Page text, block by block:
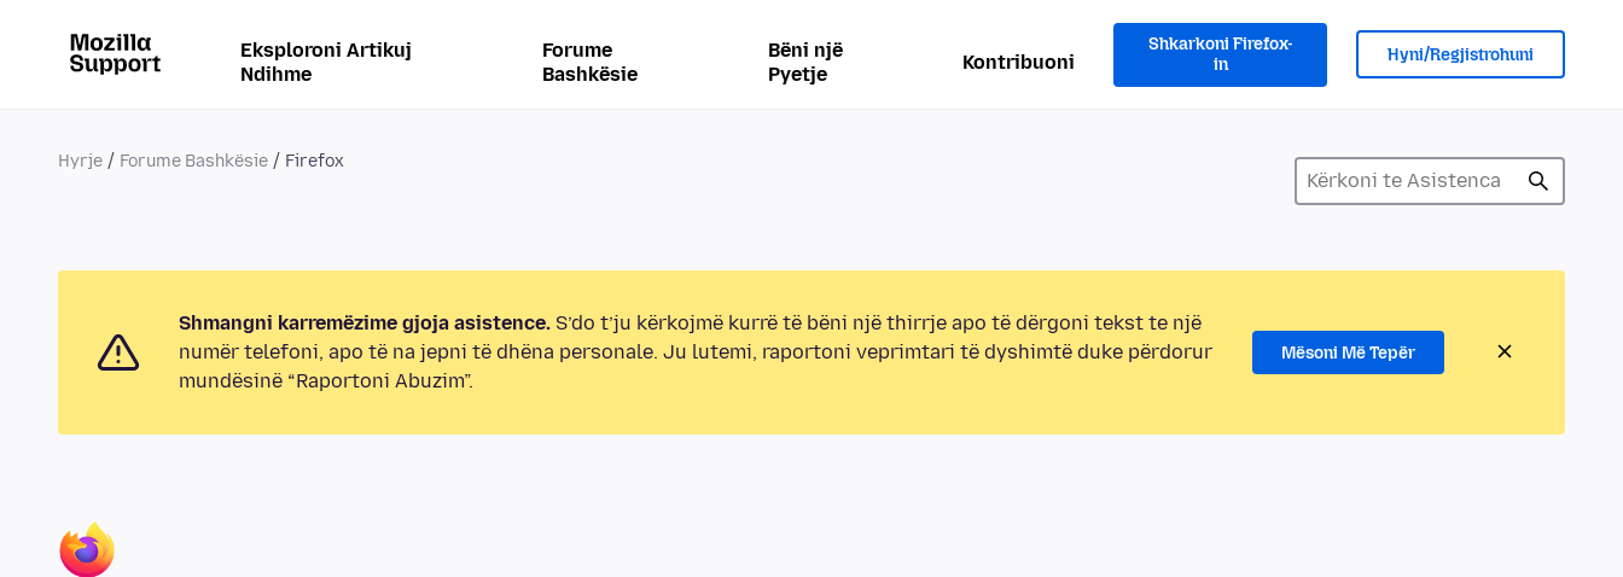
Eksploroni Artikuj
Ndihme
Forume
Bashkësie
Bëni një
Pyetje
Kontribuoni
Shkarkoni Firefox-
in
Hyni/Regjistrohuni
Hyrje Forume Bashkësie Firefox
Shmangni karremëzime gjoja asistence. S’do t’ju kërkojmë kurrë të bëni një thirrje apo të dërgoni tekst te një
numër telefoni, apo të na jepni të dhëna personale. Ju lutemi, raportoni veprimtari të dyshimtë duke përdorur
mundësinë “Raportoni Abuzim”.
Mësoni Më Tepër